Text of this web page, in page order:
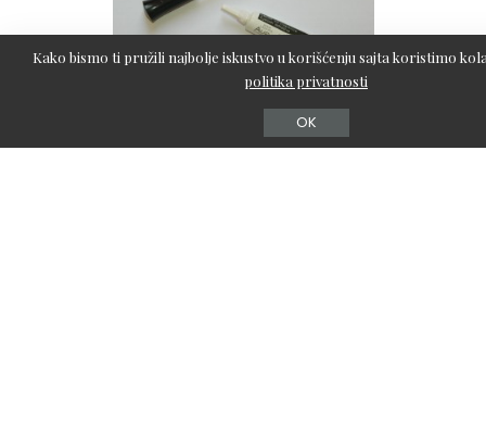
Kako bismo ti pružili najbolje iskustvo u korišćenju sajta koristimo
politika privatnosti
OK